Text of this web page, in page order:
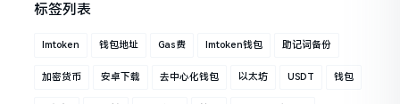
标签列表
Imtoken 钱包地址 Gas费 Imtoken钱包 助记词备份
加密货币 安卓下载 去中心化钱包 以太坊 USDT 钱包